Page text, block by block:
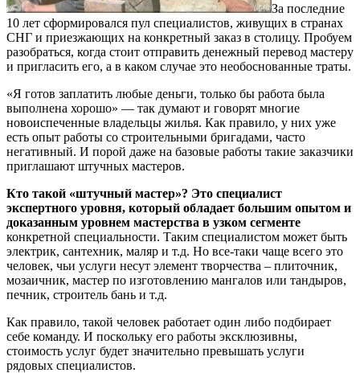
За последние
10 лет сформировался пул специалистов, живущих в странах
СНГ и приезжающих на конкретный заказ в столицу. Пробуем
разобраться, когда стоит отправить денежный перевод мастеру
и пригласить его, а в каком случае это необоснованные траты.
«Я готов заплатить любые деньги, только бы работа была
выполнена хорошо» — так думают и говорят многие
новоиспеченные владельцы жилья. Как правило, у них уже
есть опыт работы со строительными бригадами, часто
негативный. И порой даже на базовые работы такие заказчики
приглашают штучных мастеров.
Кто такой «штучный мастер»? Это специалист
экспертного уровня, который обладает большим опытом и
доказанным уровнем мастерства в узком сегменте
конкретной специальности. Таким специалистом может быть
электрик, сантехник, маляр и т.д. Но все-таки чаще всего это
человек, чьи услуги несут элемент творчества – плиточник,
мозаичник, мастер по изготовлению мангалов или тандыров,
печник, строитель бань и т.д.
Как правило, такой человек работает один либо подбирает
себе команду. И поскольку его работы эксклюзивны,
стоимость услуг будет значительно превышать услуги
рядовых специалистов.